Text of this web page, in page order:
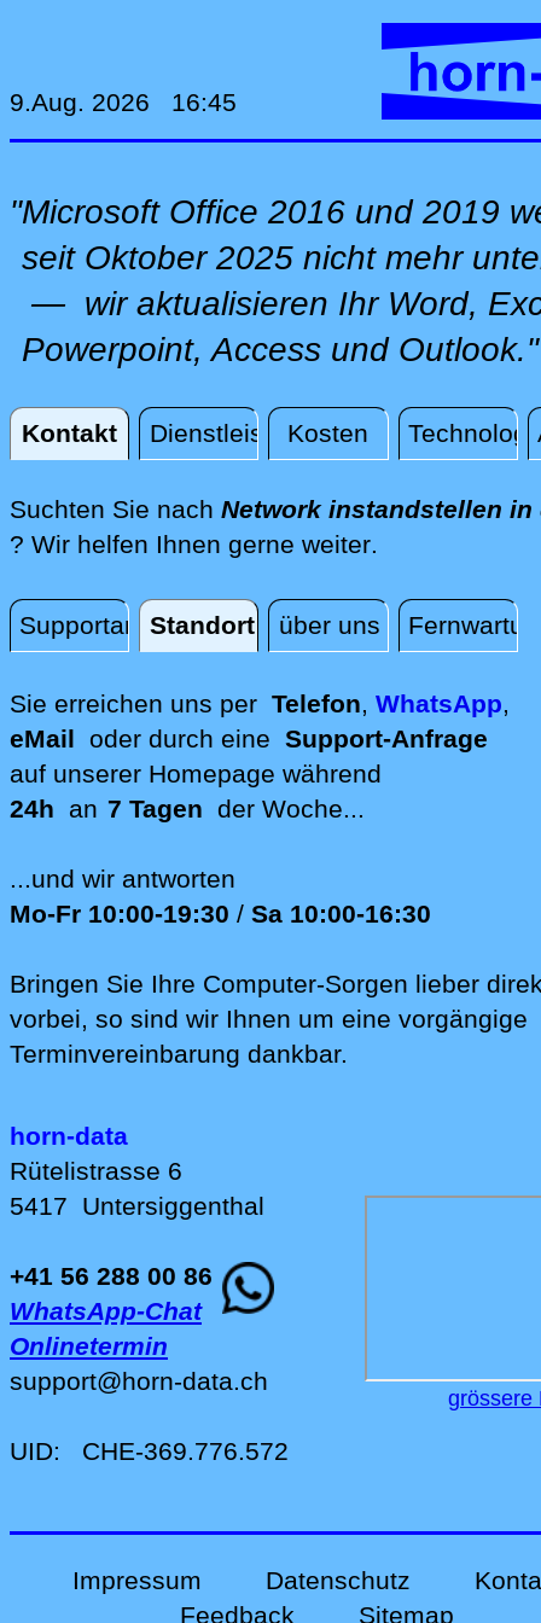
9.Aug. 2026 16:45
"Microsoft Office 2016 und 2019
seit Oktober 2025 nicht mehr
— wir aktualisieren Ihr Word,
Powerpoint, Access und Outlook."
Kontakt Dienstleistungen
Kosten
Kontakt
Suchten Sie nach Network instandstellen in
? Wir helfen Ihnen gerne weiterdirekt vor Ort
.
SupportanfrageStandort über uns
Standort
Sie erreichen uns per Telefon, WhatsApp,
eMail oder durch eine Support-Anfrage
auf unserer Homepage während
24h an 7 Tagen der Woche...
...und wir antworten
Mo-Fr 10:00-19:30 / Sa 10:00-16:30
Bringen Sie Ihre Computer-Sorgen lieber
vorbei, so sind wir Ih‍nen um eine vorgängige
Terminvereinbarung dankbar.
horn-data
Rütelistrasse 6
5417 Untersiggenthal
+41 56 288 00 86
WhatsApp-Chat
Onlinetermin
support@horn-data.ch
UID: CHE-369.776.572
grössere
Impressum Datenschutz
Feedback
Sitemap